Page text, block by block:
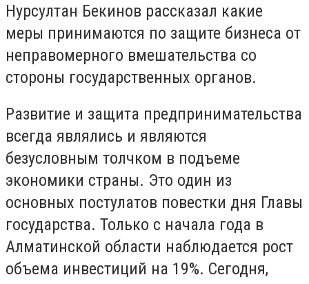
Нурсултан Бекинов рассказал какие
меры принимаются по защите бизнеса от
неправомерного вмешательства со
стороны государственных органов.
Развитие и защита предпринимательства
всегда являлись и являются
безусловным толчком в подъеме
экономики страны. Это один из
основных постулатов повестки дня Главы
государства. Только с начала года в
Алматинской области наблюдается рост
объема инвестиций на 19%. Сегодня,